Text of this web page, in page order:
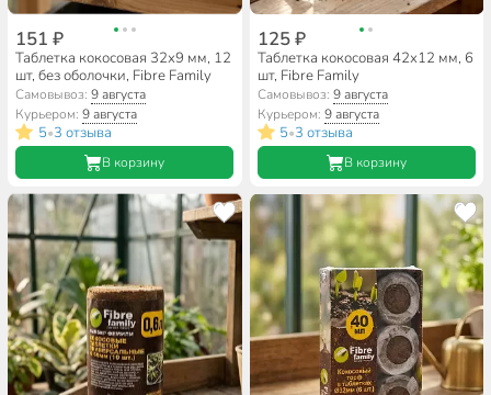
151 ₽
Таблетка кокосовая 32х9 мм, 12
шт, без оболочки, Fibre Family
Самовывоз:9 августа
Курьером:9 августа
5•3 отзыва
В корзину
125 ₽
Таблетка кокосовая 42х12 мм, 6
шт, Fibre Family
Самовывоз: 9 августа
Курьером: 9 августа
5•3 отзыва
В корзину